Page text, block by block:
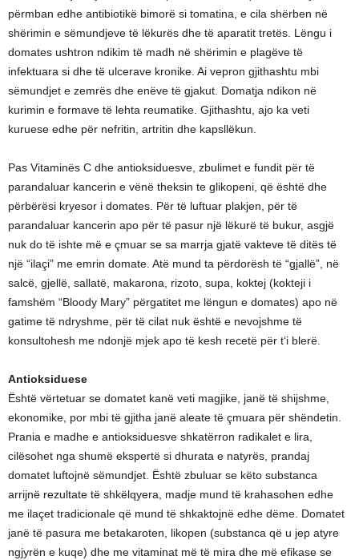
përmban edhe antibiotikë bimorë si tomatina, e cila shërben në
shërimin e sëmundjeve të lëkurës dhe të aparatit tretës. Lëngu i
domates ushtron ndikim të madh në shërimin e plagëve të
infektuara si dhe të ulcerave kronike. Ai vepron gjithashtu mbi
sëmundjet e zemrës dhe enëve të gjakut. Domatja ndikon në
kurimin e formave të lehta reumatike. Gjithashtu, ajo ka veti
kuruese edhe për nefritin, artritin dhe kapsllëkun.
Pas Vitaminës C dhe antioksiduesve, zbulimet e fundit për të
parandaluar kancerin e vënë theksin te glikopeni, që është dhe
përbërësi kryesor i domates. Për të luftuar plakjen, për të
parandaluar kancerin apo për të pasur një lëkurë të bukur, asgjë
nuk do të ishte më e çmuar se sa marrja gjatë vakteve të ditës të
një “ilaçi” me emrin domate. Atë mund ta përdorësh të “gjallë”, në
salcë, gjellë, sallatë, makarona, rizoto, supa, koktej (kokteji i
famshëm “Bloody Mary” përgatitet me lëngun e domates) apo në
gatime të ndryshme, për të cilat nuk është e nevojshme të
konsultohesh me ndonjë mjek apo të kesh recetë për t‘i blerë.
Antioksiduese
Është vërtetuar se domatet kanë veti magjike, janë të shijshme,
ekonomike, por mbi të gjitha janë aleate të çmuara për shëndetin.
Prania e madhe e antioksiduesve shkatërron radikalet e lira,
cilësohet nga shumë ekspertë si dhurata e natyrës, prandaj
domatet luftojnë sëmundjet. Është zbuluar se këto substanca
arrijnë rezultate të shkëlqyera, madje mund të krahasohen edhe
me ilaçet tradicionale që mund të shkaktojnë edhe dëme. Domatet
janë të pasura me betakaroten, likopen (substanca që u jep atyre
ngjyrën e kuqe) dhe me vitaminat më të mira dhe më efikase se